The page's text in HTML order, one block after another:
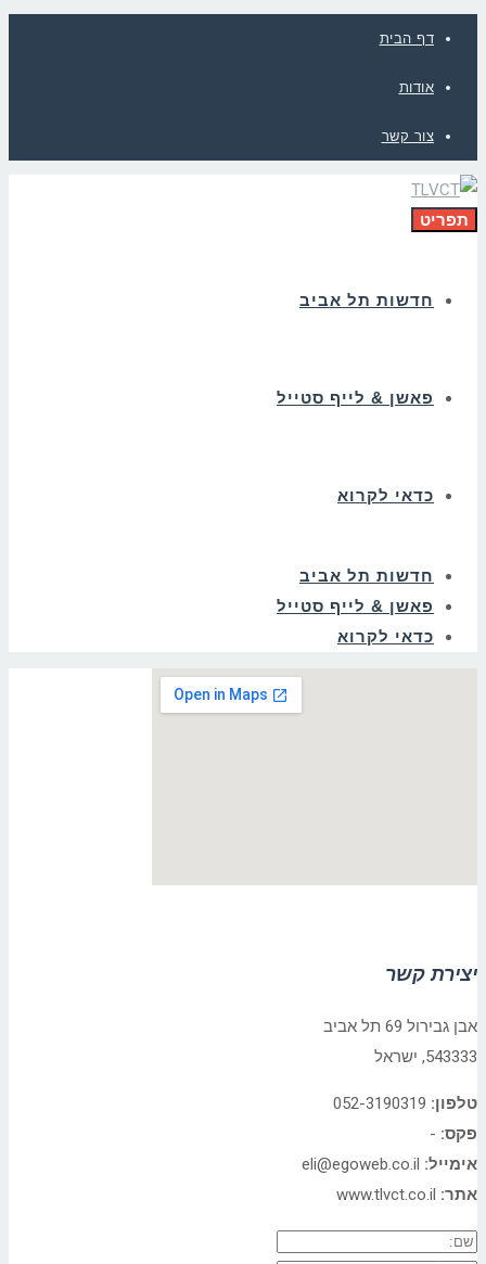
דף הבית
אודות
צור קשר
תפריט
חדשות תל אביב
פאשן & לייף סטייל
כדאי לקרוא
חדשות תל אביב
פאשן & לייף סטייל
כדאי לקרוא
יצירת קשר
אבן גבירול 69 תל אביב
543333, ישראל
טלפון:
פקס: -
אימייל:
אתר: